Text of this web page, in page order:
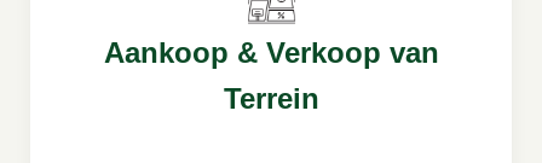
Aankoop & Verkoop van
Terrein